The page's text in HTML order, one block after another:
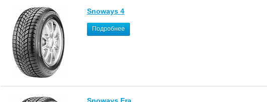
Snoways 4
Подробнее